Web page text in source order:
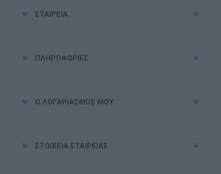
ΕΤΑΙΡΕΊΑ
ΠΛΗΡΟΦΟΡΊΕΣ
Ο ΛΟΓΑΡΙΑΣΜΌΣ ΜΟΥ
ΣΤΟΙΧΕΊΑ ΕΤΑΙΡΕΊΑΣ